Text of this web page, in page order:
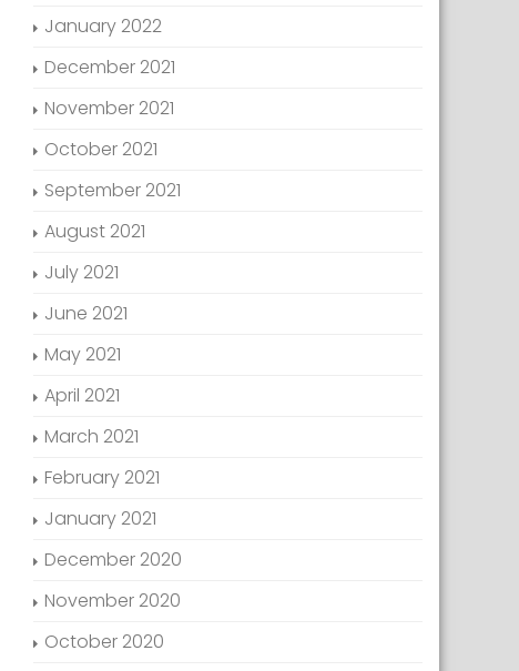
January 2022
December 2021
November 2021
October 2021
September 2021
August 2021
July 2021
June 2021
May 2021
April 2021
March 2021
February 2021
January 2021
December 2020
November 2020
October 2020